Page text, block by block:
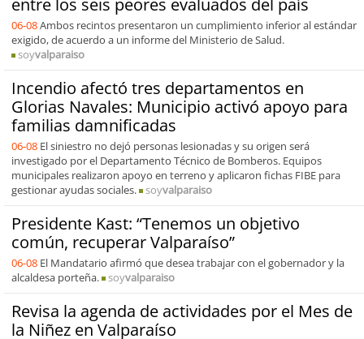
entre los seis peores evaluados del país
06-08Ambos recintos presentaron un cumplimiento inferior al estándar
exigido, de acuerdo a un informe del Ministerio de Salud.
soyvalparaiso
Incendio afectó tres departamentos en
Glorias Navales: Municipio activó apoyo para
familias damnificadas
06-08 El siniestro no dejó personas lesionadas y su origen será
investigado por el Departamento Técnico de Bomberos. Equipos
municipales realizaron apoyo en terreno y aplicaron fichas FIBE para
gestionar ayudas sociales.
soyvalparaiso
Presidente Kast: “Tenemos un objetivo
común, recuperar Valparaíso”
06-08 El Mandatario afirmó que desea trabajar con el gobernador y la
alcaldesa porteña.
soyvalparaiso
Revisa la agenda de actividades por el Mes de
la Niñez en Valparaíso